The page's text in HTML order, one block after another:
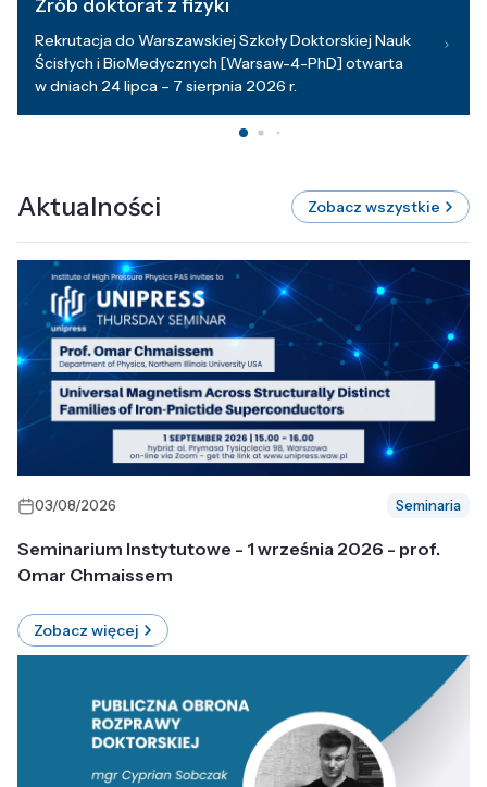
Zrób doktorat z fizyki
Rekrutacja do Warszawskiej Szkoły Doktorskiej Nauk
Ścisłych i BioMedycznych [Warsaw-4-PhD] otwarta
w dniach 24 lipca – 7 sierpnia 2026 r.
Aktualności Zobacz wszystkie
03/08/2026 Seminaria
Seminarium Instytutowe - 1 września 2026 - prof.
Omar Chmaissem
Zobacz więcej